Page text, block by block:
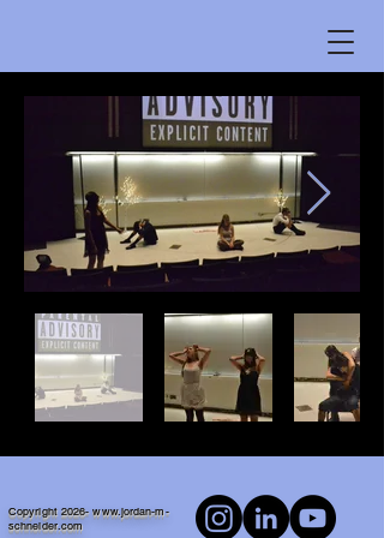
Copyright 2026-www.jordan-m-
schneider.com